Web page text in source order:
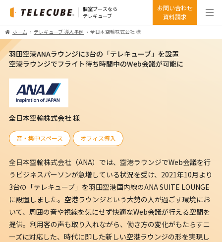
個室ブースなら
テレキューブ
お問い合わせ
資料請求
ホーム テレキューブ 導入事例 全日本空輸株式会社 様
羽田空港ANAラウンジに3台の「テレキューブ」を設置
空港ラウンジでフライト待ち時間中のWeb会議が可能に
全日本空輸株式会社 様
音・集中スペース オフィス導入
全日本空輸株式会社（ANA）では、空港ラウンジでWeb会議を行
うビジネスパーソンが急増している状況を受け、2021年10月より
3台の「テレキューブ」を羽田空港国内線のANA SUITE LOUNGE
に設置しました。空港ラウンジという大勢の人が過ごす環境にお
いて、周囲の音や視線を気にせず快適なWeb会議が行える空間を
提供。利用客の声も取り入れながら、働き方の変化がもたらすニ
ーズに対応した、時代に即した新しい空港ラウンジの形を実現し